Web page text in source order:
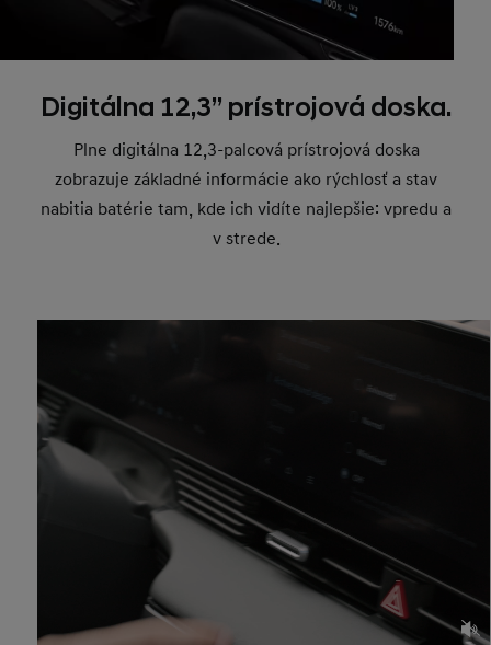
Digitálna 12,3’’ prístrojová doska.
Plne digitálna 12,3-palcová prístrojová doska
zobrazuje základné informácie ako rýchlosť a stav
nabitia batérie tam, kde ich vidíte najlepšie: vpredu a
v strede.